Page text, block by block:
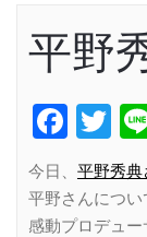
平野
今日、 平野秀典
平野さんにつ
感動プロデュ